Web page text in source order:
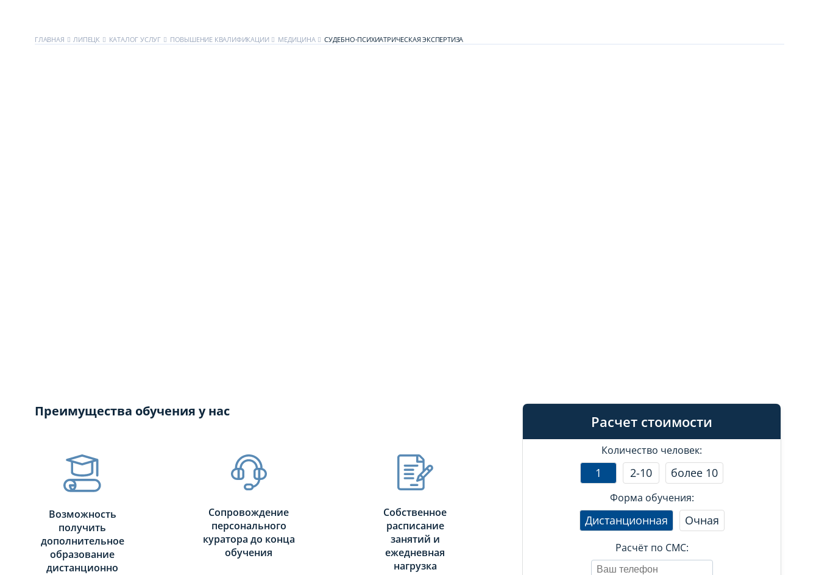
ГЛАВНАЯ ЛИПЕЦК КАТАЛОГ УСЛУГ ПОВЫШЕНИЕ КВАЛИФИКАЦИИ МЕДИЦИНА СУДЕБНО-ПСИХИАТРИЧЕСКАЯ ЭКСПЕРТИЗА
Расчет стоимости
Количество человек:
1 2-10 более 10
Форма обучения:
Дистанционная Очная
Расчёт по СМС:
Преимущества обучения у нас
Возможность
получить
дополнительное
образование
дистанционно
Сопровождение
персонального
куратора до конца
обучения
Собственное
расписание
занятий и
ежедневная
нагрузка